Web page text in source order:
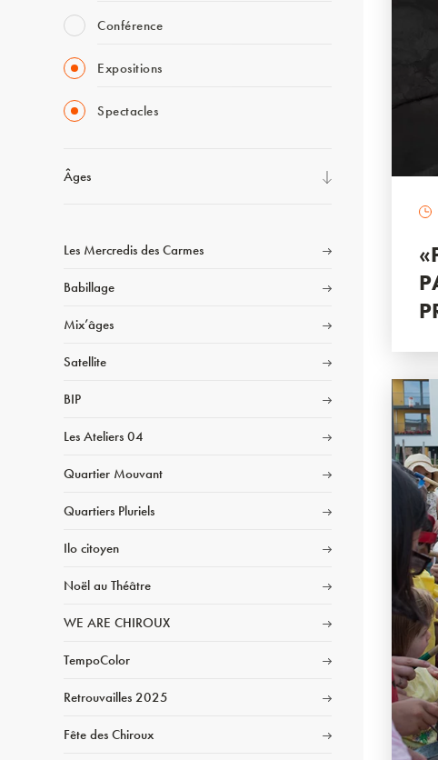
Conférence
Expositions
Spectacles
Âges
Les Mercredis des Carmes
Babillage
Mix’âges
Satellite
BIP
Les Ateliers 04
Quartier Mouvant
Quartiers Pluriels
Ilo citoyen
Noël au Théâtre
WE ARE CHIROUX
TempoColor
Retrouvailles 2025
Fête des Chiroux